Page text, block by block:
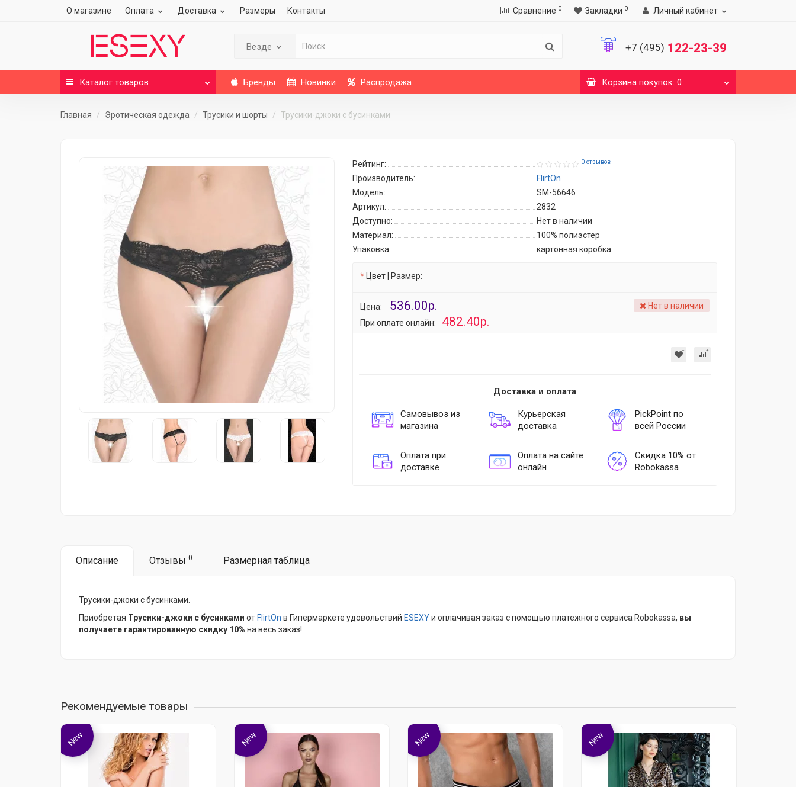
О магазине Оплата Доставка Размеры Контакты Сравнение 0 Закладки 0 Личный кабинет
Везде +7 (495) 122-23-39
Каталог товаров Бренды Новинки Распродажа Корзинапокупок: 0
Главная Эротическая одежда Трусики и шорты Трусики-джоки с бусинками
Рейтинг: 0 отзывов
Производитель:
FlirtOn
Модель:
SM-56646
Артикул:
2832
Доступно:
Нет в наличии
Материал:
100% полиэстер
Упаковка:
картонная коробка
Цвет | Размер:
Цена: 536.00р.
При оплате онлайн: 482.40р.
Нет в наличии
Доставка и оплата
Самовывоз из
магазина
Курьерская
доставка
PickPoint по
всей России
Оплата при
доставке
Оплата на сайте
онлайн
Скидка 10% от
Robokassa
Описание Отзывы 0 Размерная таблица
Трусики-джоки с бусинками.
Приобретая Трусики-джоки с бусинками от FlirtOn в Гипермаркете удовольствий ESEXYи оплачивая заказ с помощью платежного сервиса Robokassa, вы
получаете гарантированную скидку 10% на весь заказ!
Рекомендуемые товары
New New New New